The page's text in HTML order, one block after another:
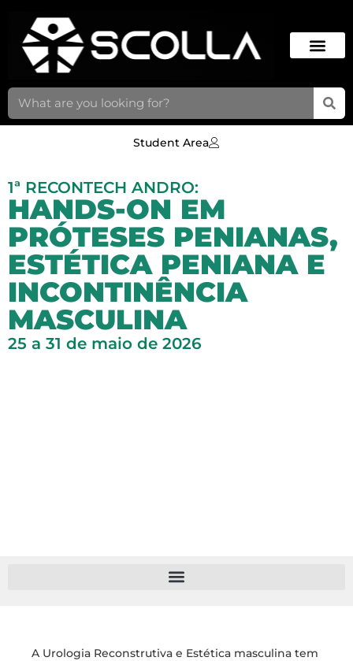
Student Area
1ª RECONTECH ANDRO:
HANDS-ON EM
PRÓTESES PENIANAS,
ESTÉTICA PENIANA E
INCONTINÊNCIA
MASCULINA
25 a 31 de maio de 2026
A Urologia Reconstrutiva e Estética masculina tem